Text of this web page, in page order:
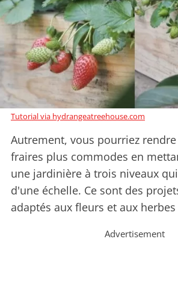
Tutorial via hydrangeatreehouse.com
Autrement, vous pourriez
fraires plus commodes en
une jardinière à trois niveaux
d'une échelle. Ce sont des
adaptés aux fleurs et aux
Advertisement